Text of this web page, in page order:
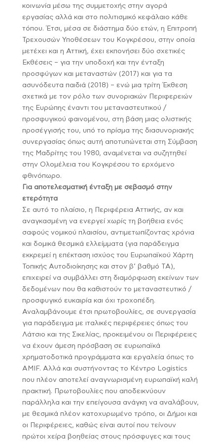
κοινωνία μέσω της συμμετοχής στην αγορά
εργασίας αλλά και στο πολιτισμικό κεφάλαιο κάθε
τόπου. Έτσι, μέσα σε διάστημα δύο ετών, η Επιτροπή
Τρεχουσών Υποθέσεων του Κογκρέσου, στην οποία
μετέχει και η Αττική, έχει εκπονήσει δύο σχετικές
Εκθέσεις – για την υποδοχή και την ένταξη
προσφύγων και μεταναστών (2017) και για τα
ασυνόδευτα παιδιά (2018) – ενώ μια τρίτη Έκθεση
σχετικά με τον ρόλο των συνοριακών Περιφερειών
της Ευρώπης έναντι του μεταναστευτικού /
προσφυγικού φαινομένου, στη βάση μιας ολιστικής
προσέγγισής του, υπό το πρίσμα της διασυνοριακής
συνεργασίας όπως αυτή αποτυπώνεται στη Σύμβαση
της Μαδρίτης του 1980, αναμένεται να συζητηθεί
στην Ολομέλεια του Κογκρέσου το ερχόμενο
φθινόπωρο.
Για αποτελεσματική ένταξη με σεβασμό στην
ετερότητα
Σε αυτό το πλαίσιο, η Περιφέρεια Αττικής, αν και
αναγκασμένη να ενεργεί χωρίς τη βοήθεια ενός
σαφούς νομικού πλαισίου, αντιμετωπίζοντας χρόνια
και δομικά θεσμικά ελλείμματα (για παράδειγμα
εκκρεμεί η επέκταση ισχύος του Ευρωπαϊκού Χάρτη
Τοπικής Αυτοδιοίκησης και στον β’ βαθμό ΤΑ),
επιχειρεί να συμβάλλει στη διαμόρφωση εκείνων των
δεδομένων που θα καθιστούν το μεταναστευτικό /
προσφυγικό ευκαιρία και όχι τροχοπέδη.
Αναλαμβάνουμε έτσι πρωτοβουλίες, σε συνεργασία
για παράδειγμα με ιταλικές περιφέρειες όπως του
Λάτσιο και της Σικελίας, προκειμένου οι Περιφέρειες
να έχουν άμεση πρόσβαση σε ευρωπαϊκά
χρηματοδοτικά προγράμματα και εργαλεία όπως το
AMIF. Αλλά και συστήνοντας το Κέντρο Logistics
που πλέον αποτελεί αναγνωρισμένη ευρωπαϊκή καλή
πρακτική. Πρωτοβουλίες που αποδεικνύουν
παράλληλα και την επείγουσα ανάγκη να αναλάβουν,
με θεσμικά πλέον κατοχυρωμένο τρόπο, οι Δήμοι και
οι Περιφέρειες, καθώς είναι αυτοί που τείνουν
πρώτοι χείρα βοηθείας στους πρόσφυγες και τους